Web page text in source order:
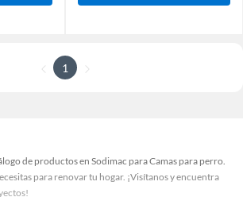
1
de productos en Sodimac para Camas para perro.
para renovar tu hogar. ¡Visítanos y encuentra